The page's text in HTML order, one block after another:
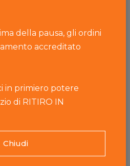
della pausa, gli ordini
accreditato
in primiero potere
di RITIRO IN
Chiudi